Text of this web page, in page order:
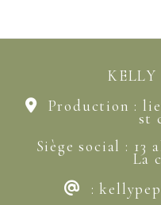
 Production :
st
Siège social : 13
La
@ :